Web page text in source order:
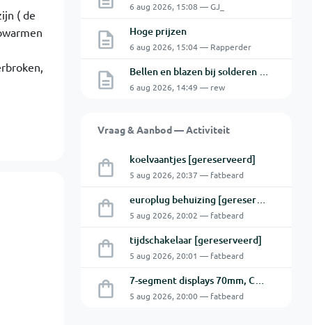
6 aug 2026, 15:08 — GJ_
Hoge prijzen
6 aug 2026, 15:04 — Rapperder
Bellen en blazen bij solderen van Chinese PCBs
6 aug 2026, 14:49 — rew
Vraag & Aanbod — Activiteit
koelvaantjes [gereserveerd]
5 aug 2026, 20:37 — fatbeard
europlug behuizing [gereserveerd]
5 aug 2026, 20:02 — fatbeard
tijdschakelaar [gereserveerd]
5 aug 2026, 20:01 — fatbeard
7-segment displays 70mm, CA [gereserveerd]
5 aug 2026, 20:00 — fatbeard
( de